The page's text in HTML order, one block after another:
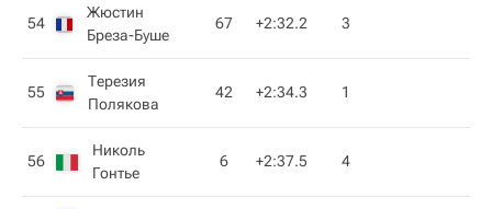
54
Жюстин
Бреза-Буше
67 +2:32.2 3
55
Терезия
Полякова
42 +2:34.3 1
56
Николь
Гонтье
6 +2:37.5 4